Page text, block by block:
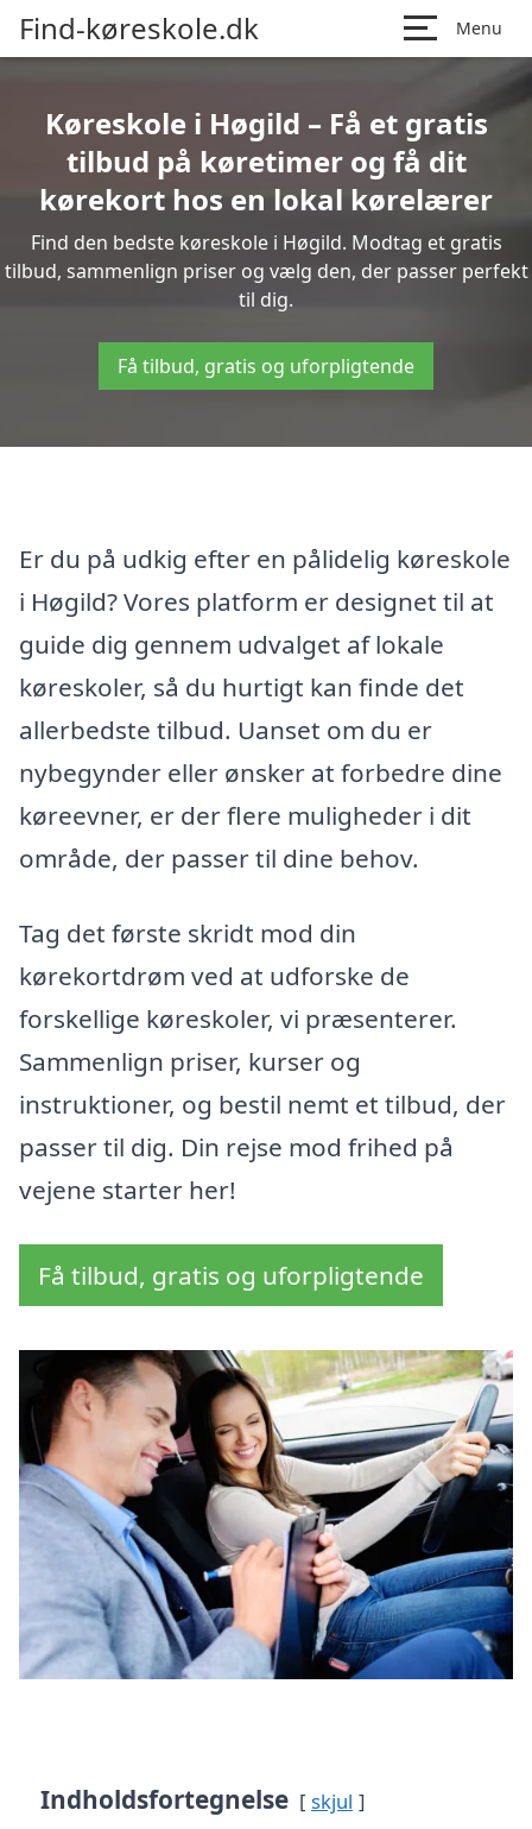
Find-køreskole.dk Menu
Køreskole i Høgild – Få et gratis
tilbud på køretimer og få dit
kørekort hos en lokal kørelærer
Find den bedste køreskole i Høgild. Modtag et gratis
tilbud, sammenlign priser og vælg den, der passer perfekt
til dig.
Få tilbud, gratis og uforpligtende
Er du på udkig efter en pålidelig køreskole
i Høgild? Vores platform er designet til at
guide dig gennem udvalget af lokale
køreskoler, så du hurtigt kan finde det
allerbedste tilbud. Uanset om du er
nybegynder eller ønsker at forbedre dine
køreevner, er der flere muligheder i dit
område, der passer til dine behov.
Tag det første skridt mod din
kørekortdrøm ved at udforske de
forskellige køreskoler, vi præsenterer.
Sammenlign priser, kurser og
instruktioner, og bestil nemt et tilbud, der
passer til dig. Din rejse mod frihed på
vejene starter her!
Få tilbud, gratis og uforpligtende
Indholdsfortegnelse skjul